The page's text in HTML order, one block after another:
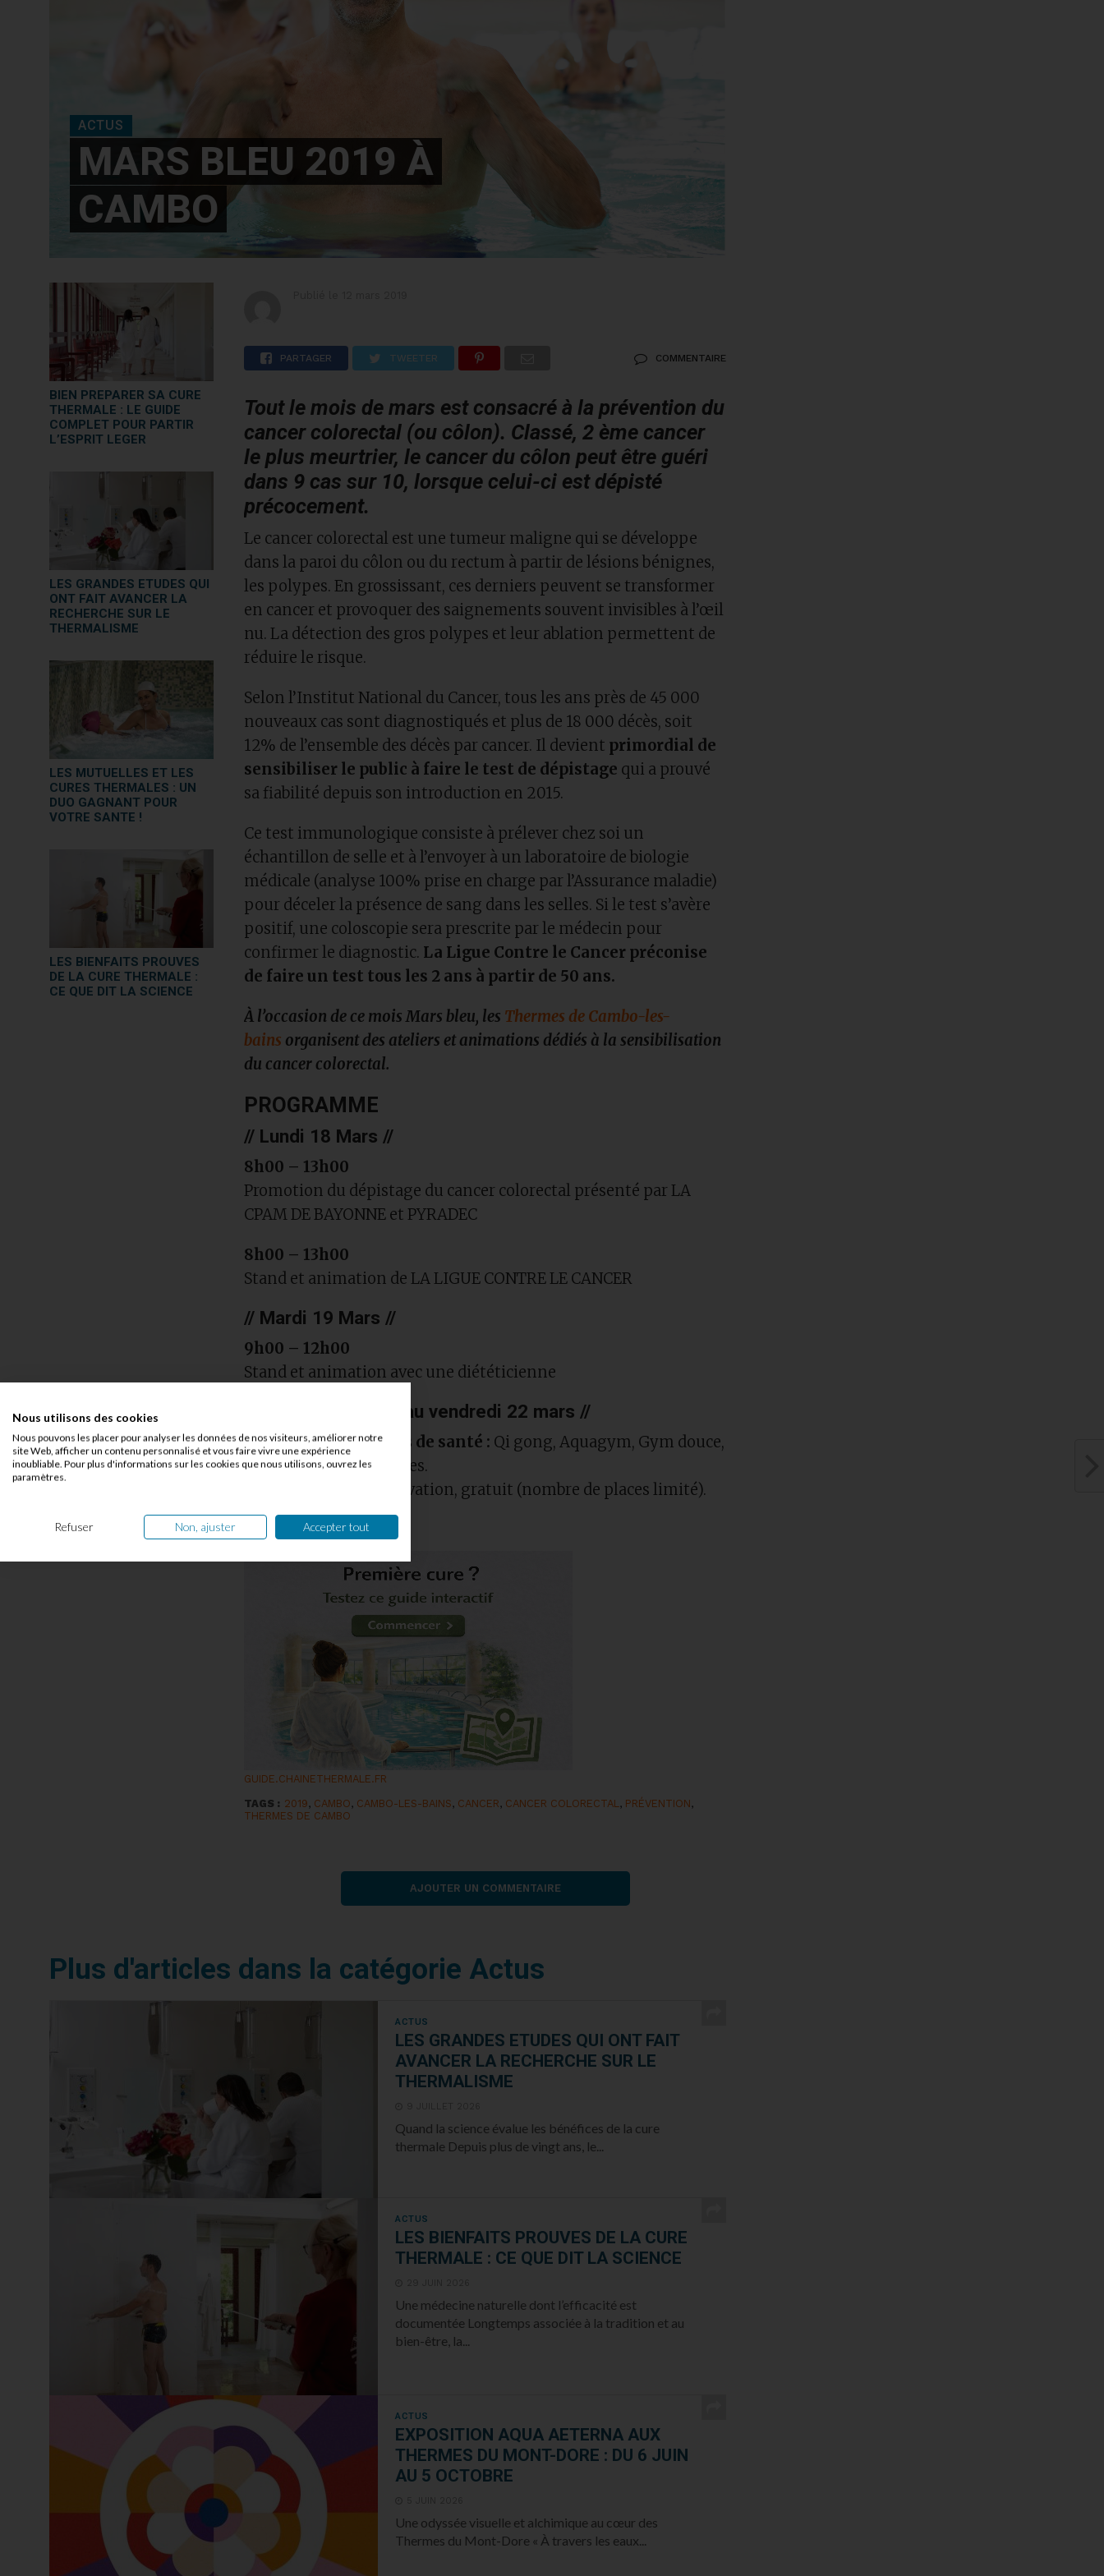
ACTUS
MARS BLEU 2019 À
CAMBO
BIEN PREPARER SA CURE
THERMALE : LE GUIDE
COMPLET POUR PARTIR
L’ESPRIT LEGER
LES GRANDES ETUDES QUI
ONT FAIT AVANCER LA
RECHERCHE SUR LE
THERMALISME
LES MUTUELLES ET LES
CURES THERMALES : UN
DUO GAGNANT POUR
VOTRE SANTE !
LES BIENFAITS PROUVES
DE LA CURE THERMALE :
CE QUE DIT LA SCIENCE
PARTAGER TWEETER COMMENTAIRE
Tout le mois de mars est consacré à la prévention du
cancer colorectal (ou côlon). Classé, 2 ème cancer
le plus meurtrier, le cancer du côlon peut être guéri
dans 9 cas sur 10,lorsque celui-ci est dépisté
précocement.
Le cancer colorectal est une tumeur maligne qui se développe
dans la paroi du côlon ou du rectum à partir de lésions bénignes,
les polypes. En grossissant, ces derniers peuvent se transformer
en cancer et provoquer des saignements souvent invisibles à l’œil
nu. La détection des gros polypes et leur ablation permettent de
réduire le risque.
Selon l’Institut National du Cancer, tous les ans près de 45 000
nouveaux cas sont diagnostiqués et plus de 18 000 décès, soit
12% de l’ensemble des décès par cancer. Il devient primordial de
sensibiliser le public à faire le test de dépistage qui a prouvé
sa fiabilité depuis son introduction en 2015.
Ce test immunologique consiste à prélever chez soi un
échantillon de selle et à l’envoyer à un laboratoire de biologie
médicale (analyse 100% prise en charge par l’Assurance maladie)
pour déceler la présence de sang dans les selles. Si le test s’avère
positif, une coloscopie sera prescrite par le médecin pour
confirmer le diagnostic. La Ligue Contre le Cancer préconise
de faire un test tous les 2 ans à partir de 50 ans.
À l’occasion de ce mois Mars bleu, les Thermes de Cambo-les-
bains organisent des ateliers et animations dédiés à la sensibilisation
du cancer colorectal.
PROGRAMME
// Lundi 18 Mars //
8h00 – 13h00
Promotion du dépistage du cancer colorectal présenté par LA
CPAM DE BAYONNE et PYRADEC
8h00 – 13h00
Stand et animation de LA LIGUE CONTRE LE CANCER
// Mardi 19 Mars //
9h00 – 12h00
Stand et animation avec une diététicienne
// Du lundi 18 mars au vendredi 22 mars //
Découverte d’ateliers de santé : Qi gong, Aquagym, Gym douce,
Marche Nordique, Pilates.
Uniquement sur réservation, gratuit (nombre de places limité).
GUIDE.CHAINETHERMALE.FR
TAGS : 2019, CAMBO, CAMBO-LES-BAINS, CANCER, CANCER COLORECTAL, PRÉVENTION,
THERMES DE CAMBO
AJOUTER UN COMMENTAIRE
Plus d'articles dans la catégorie Actus
ACTUS
LES GRANDES ETUDES QUI ONT FAIT
AVANCER LA RECHERCHE SUR LE
THERMALISME
Quand la science évalue les bénéfices de la cure
thermale Depuis plus de vingt ans, le...
ACTUS
LES BIENFAITS PROUVES DE LA CURE
THERMALE : CE QUE DIT LA SCIENCE
Une médecine naturelle dont l’efficacité est
documentée Longtemps associée à la tradition et au
bien-être, la...
ACTUS
EXPOSITION AQUA AETERNA AUX
THERMES DU MONT-DORE : DU 6 JUIN
AU 5 OCTOBRE
Une odyssée visuelle et alchimique au cœur des
Thermes du Mont-Dore « À travers les eaux...
Nous utilisons des cookies
Nous pouvons les placer pour analyser les données de nos visiteurs, améliorer notre
site Web, afficher un contenu personnalisé et vous faire vivre une expérience
inoubliable. Pour plus d'informations sur les cookies que nous utilisons, ouvrez les
paramètres.
Refuser Non, ajuster Accepter tout